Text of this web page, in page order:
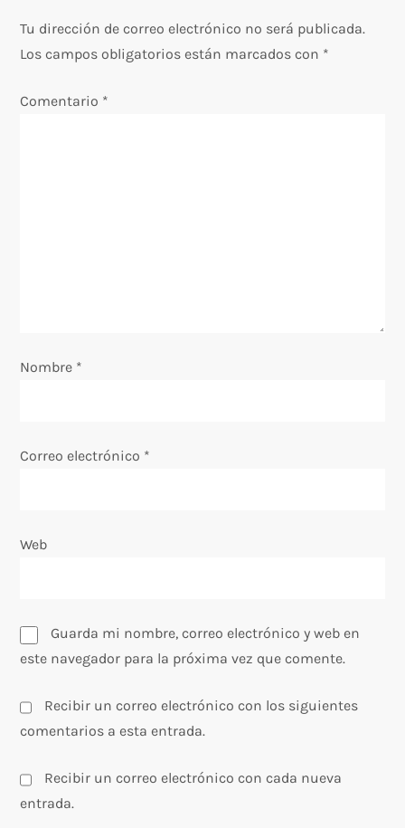
a
c
i
n
r
Tu dirección de correo electrónico no será publicada.
Los campos obligatorios están marcados con *
Comentario *
Nombre *
Correo electrónico *
Web
Guarda mi nombre, correo electrónico y web en
este navegador para la próxima vez que comente.
Recibir un correo electrónico con los siguientes
comentarios a esta entrada.
Recibir un correo electrónico con cada nueva
entrada.